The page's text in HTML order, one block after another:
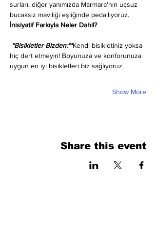
surları, diğer yanımızda Marmara'nın uçsuz
bucaksız maviliği eşliğinde pedallıyoruz.
İnisiyatif Farkıyla Neler Dahil?
*Bisikletler Bizden:**Kendi bisikletiniz yoksa
hiç dert etmeyin! Boyunuza ve konforunuza
uygun en iyi bisikletleri biz sağlıyoruz.
Show More
Share this event